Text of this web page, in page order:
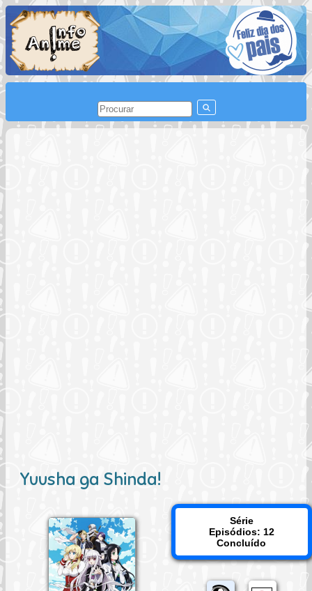
Yuusha ga Shinda!
Série
Episódios: 12
Concluído